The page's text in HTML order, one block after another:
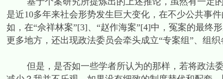
是近10多年来社会形势发生巨大变化，在不少公共事
如，在“佘祥林案”[3]、“赵作海案”[4]中，冤案的最终
更多地方，还出现政法委员会牵头成立“专案组”、组
但是，是否如一些学者所认为的那样，若将政法委